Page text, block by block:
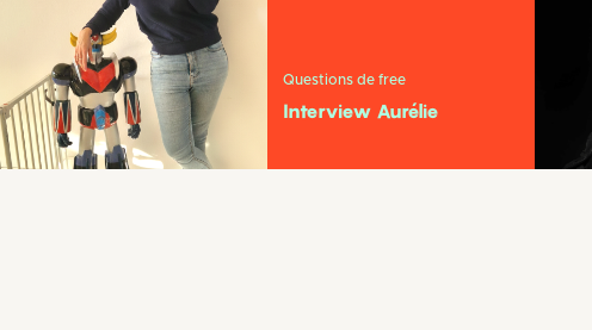
Questions de free
Interview Aurélie